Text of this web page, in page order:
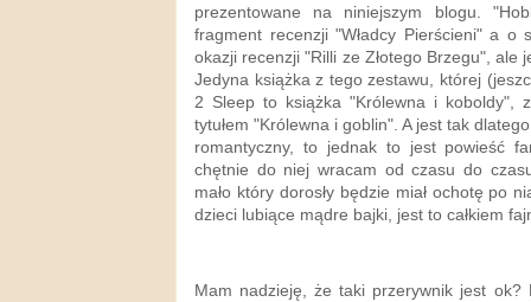
prezentowane na niniejszym blogu.
fragment recenzji "Władcy Pierścieni" a o
okazji recenzji "Rilli ze Złotego Brzegu", ale
Jedyna książka z tego zestawu, której
2 Sleep to książka "Królewna i koboldy",
tytułem "Królewna i goblin". A jest tak
romantyczny, to jednak to jest powieść
chętnie do niej wracam od czasu do
mało który dorosły będzie miał ochotę po
dzieci lubiące mądre bajki, jest to całkiem
Mam nadzieję, że taki przerywnik jest ok?